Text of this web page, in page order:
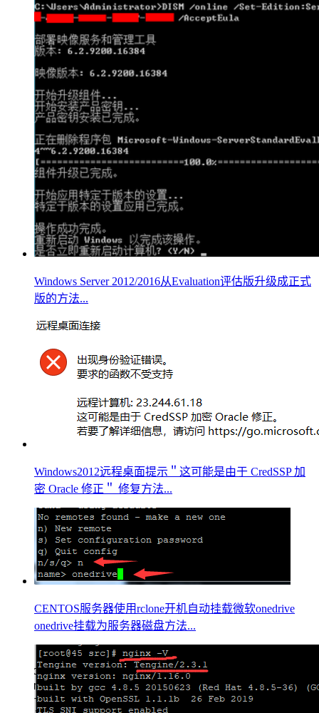
Windows Server 2012/2016从Evaluation评估版升级成正式
版的方法...
Windows2012远程桌面提示＂这可能是由于 CredSSP 加
密 Oracle 修正＂ 修复方法...
CENTOS服务器使用rclone开机自动挂载微软onedrive
onedrive挂载为服务器磁盘方法...